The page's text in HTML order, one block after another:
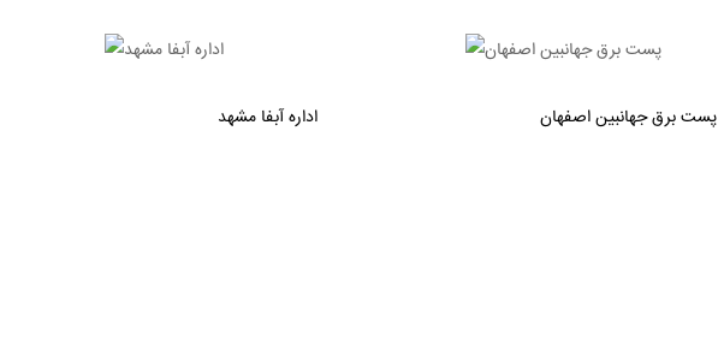
پست برق جهانبین اصفهان اداره آبفا مشهد